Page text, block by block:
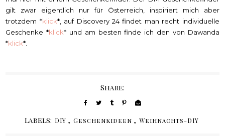
gilt zwar eigentlich nur für Österreich, inspiriert mich aber
trotzdem *klick*, auf Discovery 24 findet man recht individuelle
Geschenke *klick* und am besten finde ich den von Dawanda
*klick*.
Share:
Labels: DIY , Geschenkideen , Weihnachts-DIY